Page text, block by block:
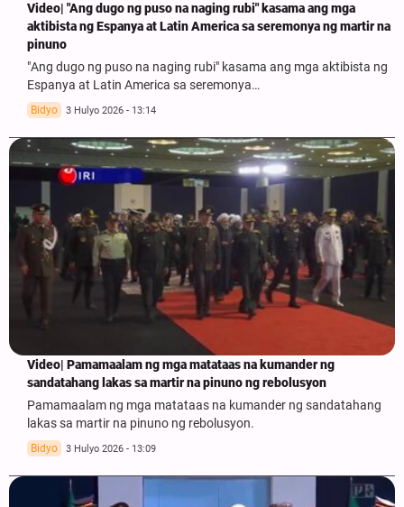
Video| "Ang dugo ng puso na naging rubi" kasama ang mga
aktibista ng Espanya at Latin America sa seremonya ng martir na
pinuno
"Ang dugo ng puso na naging rubi" kasama ang mga aktibista ng
Espanya at Latin America sa seremonya…
Bidyo 3 Hulyo 2026 - 13:14
Video| Pamamaalam ng mga matataas na kumander ng
sandatahang lakas sa martir na pinuno ng rebolusyon
Pamamaalam ng mga matataas na kumander ng sandatahang
lakas sa martir na pinuno ng rebolusyon.
Bidyo 3 Hulyo 2026 - 13:09